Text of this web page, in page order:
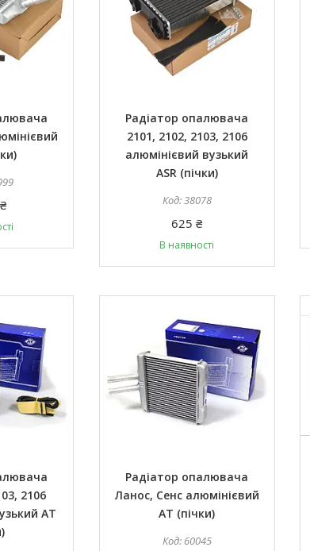
Радіатор опалювача
2101, 2102, 2103, 2106
алюмінієвий вузький
ASR (пічки)
38078
625 ₴
В наявності
2106
АТ
Радіатор опалювача
Ланос, Сенс алюмінієвий
АТ (пічки)
60045